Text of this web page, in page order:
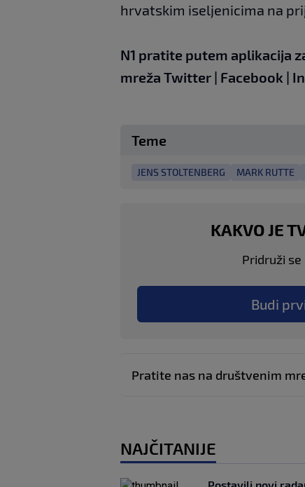
hrvatskim iseljenicima na
N1 pratite putem aplikacija
mreža Twitter | Facebook |
Teme
JENS STOLTENBERG MARK RUTTE
KAKVO JE
Pridruži
Budi
Pratite nas na društvenim
NAJČITANIJE